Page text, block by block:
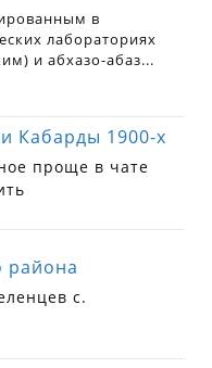
Кабарды 1900-х
проще в чате
района
с.